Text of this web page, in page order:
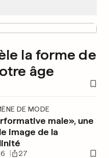
la forme de
âge
DE MODE
male», une
image de la
27